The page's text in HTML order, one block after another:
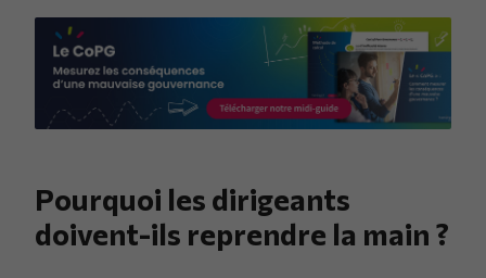
Pourquoi les dirigeants
doivent-ils reprendre la main ?